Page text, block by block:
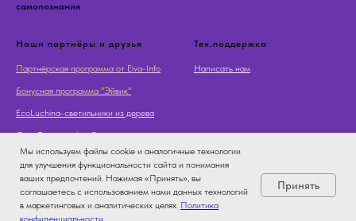
самопознания
Наши партнёры и друзья
Партнёрская программа от Eiva-Info
Бонусная программа "Эйвик"
EcoLuchina-светильники из дерева
Суть Дерева - Арт Галерея
Тех.поддержка
Написать нам
Мы используем файлы cookie и аналогичные технологии
для улучшения функциональности сайта и понимания
ваших предпочтений. Нажимая «Принять», вы
соглашаетесь с использованием нами данных технологий
в маркетинговых и аналитических целях. Политика
конфиденциальности
Принять